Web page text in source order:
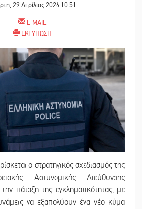
29 Απρίλιος 2026 10:51
E-MAIL
ΕΚΤΥΠΩΣΗ
ο στρατηγικός σχεδιασμός της
Αστυνομικής Διεύθυνσης
πάταξη της εγκληματικότητας, με
να εξαπολύουν ένα νέο κύμα